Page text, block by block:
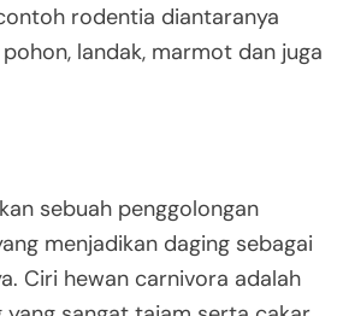
rodentia diantaranya
landak, marmot dan juga
sebuah penggolongan
menjadikan daging sebagai
Ciri hewan carnivora adalah